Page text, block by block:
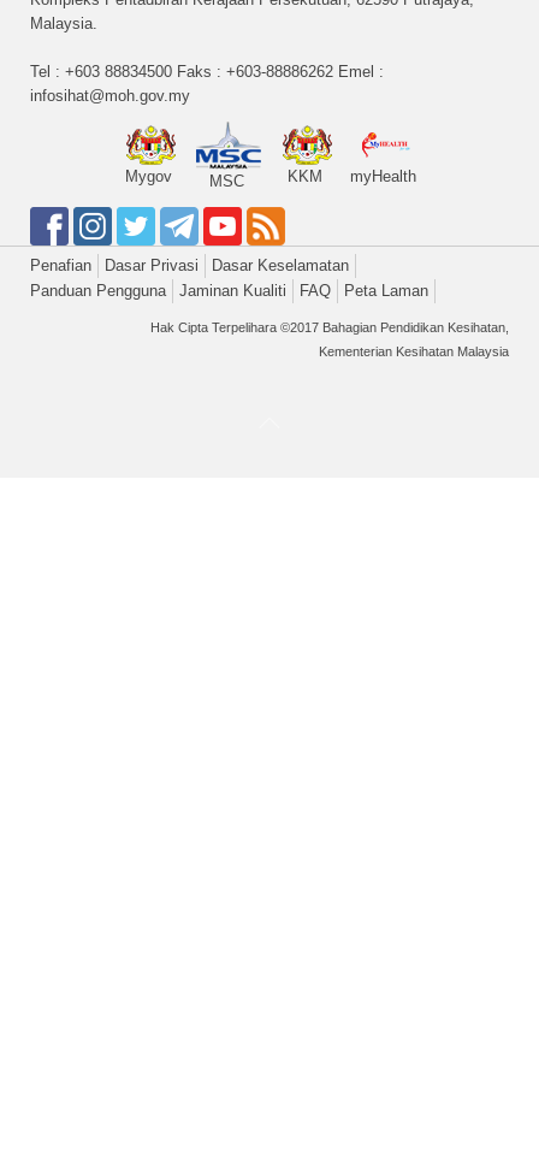
Malaysia.
Tel : +603 88834500 Faks : +603-88886262 Emel :
infosihat@moh.gov.my
Mygov MSC KKM myHealth
Penafian Dasar Privasi
Dasar Keselamatan
Panduan Pengguna
Jaminan Kualiti FAQ Peta Laman
Hak Cipta Terpelihara ©2017 Bahagian Pendidikan Kesihatan,
Kementerian Kesihatan Malaysia